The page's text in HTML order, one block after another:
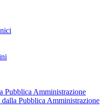
Pubblica Amministrazione
Pubblica Amministrazione